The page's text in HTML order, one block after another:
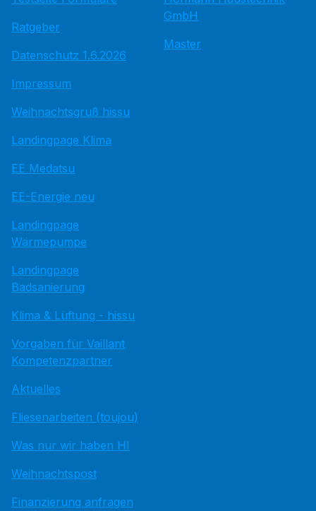
Ratgeber
Datenschutz 1.6.2026
Impressum
Weihnachtsgruß hissu
Landingpage Klima
EE Medatsu
EE-Energie neu
Landingpage
Wärmepumpe
Landingpage
Badsanierung
Klima & Lüftung - hissu
Vorgaben für Vaillant
Kompetenzpartner
Aktuelles
Fliesenarbeiten (toujou)
Was nur wir haben HI
Weihnachtspost
Finanzierung anfragen
GmbH
Master